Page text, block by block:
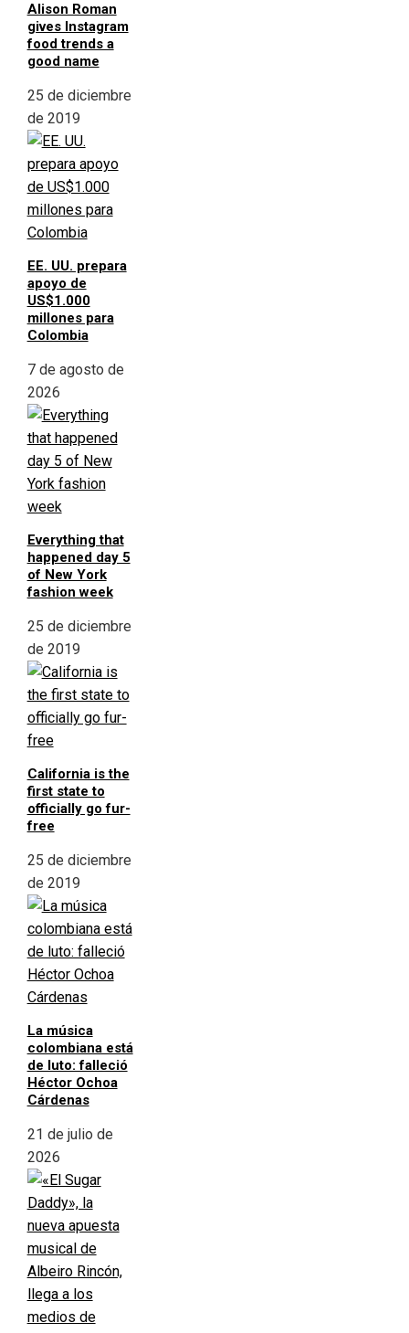
Alison Roman
gives Instagram
food trends a
good name
25 de diciembre
de 2019
EE. UU. prepara
apoyo de
US$1.000
millones para
Colombia
7 de agosto de
2026
Everything that
happened day 5
of New York
fashion week
25 de diciembre
de 2019
California is the
first state to
officially go fur-
free
25 de diciembre
de 2019
La música
colombiana está
de luto: falleció
Héctor Ochoa
Cárdenas
21 de julio de
2026